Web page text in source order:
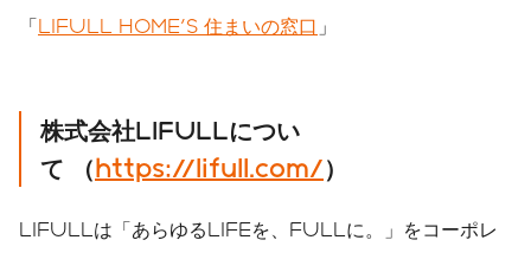
「LIFULL HOME'S 住まいの窓口 」
株式会社LIFULLについ
て
（https://lifull.com/）
LIFULLは「あらゆるLIFEを、FULLに。」をコーポレ